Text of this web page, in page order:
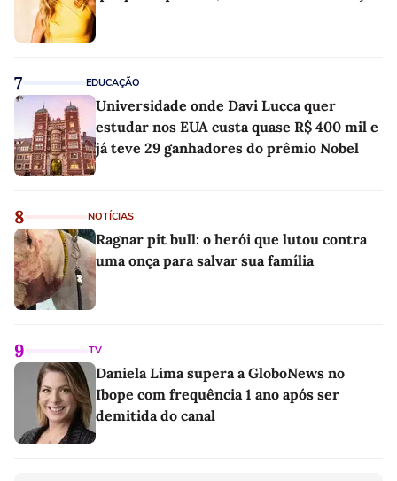
7 EDUCAÇÃO
Universidade onde Davi Lucca quer
estudar nos EUA custa quase R$ 400 mil e
já teve 29 ganhadores do prêmio Nobel
8 NOTÍCIAS
Ragnar pit bull: o herói que lutou contra
uma onça para salvar sua família
9 TV
Daniela Lima supera a GloboNews no
Ibope com frequência 1 ano após ser
demitida do canal